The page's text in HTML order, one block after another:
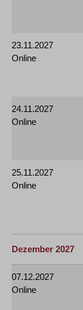
23.11.2027
Online
24.11.2027
Online
25.11.2027
Online
Dezember 2027
07.12.2027
Online